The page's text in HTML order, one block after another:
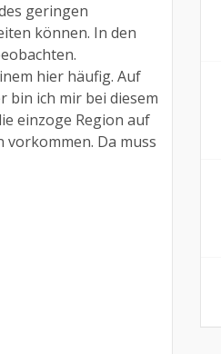
geringen
können. In den
hier häufig. Auf
bin ich mir bei diesem
einzoge Region auf
vorkommen. Da muss